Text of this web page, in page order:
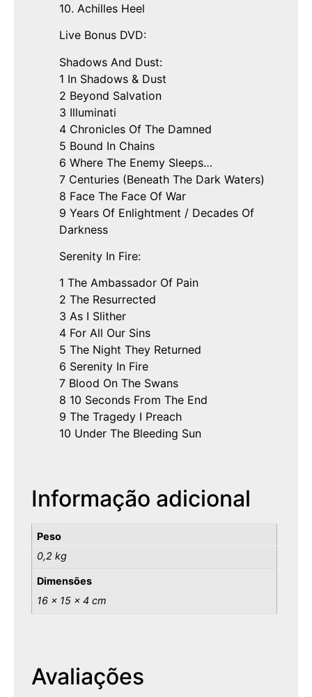
10. Achilles Heel
Live Bonus DVD:
Shadows And Dust:
1 In Shadows & Dust
2 Beyond Salvation
3 Illuminati
4 Chronicles Of The Damned
5 Bound In Chains
6 Where The Enemy Sleeps…
7 Centuries (Beneath The Dark Waters)
8 Face The Face Of War
9 Years Of Enlightment / Decades Of
Darkness
Serenity In Fire:
1 The Ambassador Of Pain
2 The Resurrected
3 As I Slither
4 For All Our Sins
5 The Night They Returned
6 Serenity In Fire
7 Blood On The Swans
8 10 Seconds From The End
9 The Tragedy I Preach
10 Under The Bleeding Sun
Informação adicional
Peso
0,2 kg
Dimensões
16 × 15 × 4 cm
Avaliações